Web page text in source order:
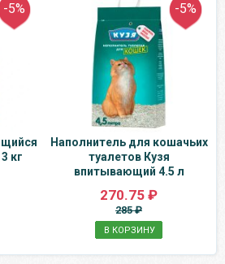
-5%
кг
-5%
Наполнитель для кошачьих
туалетов Кузя
впитывающий 4.5 л
270.75 ₽
285 ₽
В КОРЗИНУ